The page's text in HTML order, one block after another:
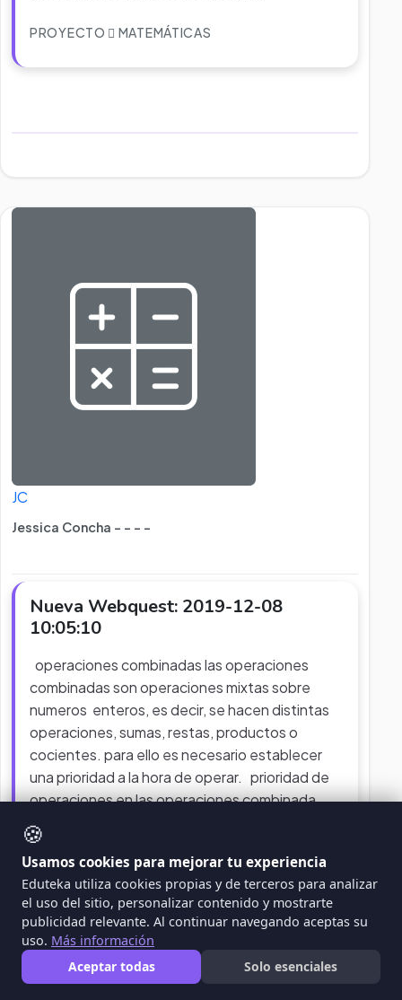
PROYECTO MATEMÁTICAS
JC
Jessica Concha - - - -
Nueva Webquest: 2019-12-08
10:05:10
operaciones combinadas las operaciones
combinadas son operaciones mixtas sobre
numeros enteros, es decir, se hacen distintas
operaciones, sumas, restas, productos o
cocientes. para ello es necesario establecer
una prioridad a la hora de operar. prioridad de
operaciones en las operaciones combinada
pueden aparecer corchetes [], paréntesis() ,
productos, cocientes, sumas o restas.
WEBQUEST MATEMÁTICAS
🍪
Usamos cookies para mejorar tu experiencia
Eduteka utiliza cookies propias y de terceros para analizar
el uso del sitio, personalizar contenido y mostrarte
publicidad relevante. Al continuar navegando aceptas su
uso. Más información
Aceptar todas
Solo esenciales